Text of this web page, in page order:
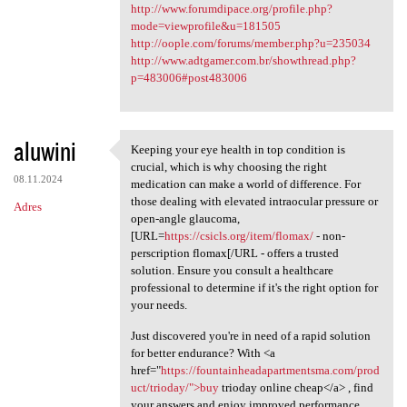
http://www.forumdipace.org/profile.php?
mode=viewprofile&u=181505
http://oople.com/forums/member.php?u=235034
http://www.adtgamer.com.br/showthread.php?
p=483006#post483006
aluwini
08.11.2024
Adres
Keeping your eye health in
Keeping your eye health in top condition is
crucial, which is why choosing the right
medication can make a world of difference. For
those dealing with elevated intraocular pressure or
open-angle glaucoma,
[URL=https://csicls.org/item/flomax/- non-
perscription flomax[/URL - offers a trusted
solution. Ensure you consult a healthcare
professional to determine if it's the right option for
your needs.
Just discovered you're in need of a rapid solution
for better endurance? With <a
href="https://fountainheadapartmentsma.com/prod
uct/trioday/">buytrioday online cheap</a> , find